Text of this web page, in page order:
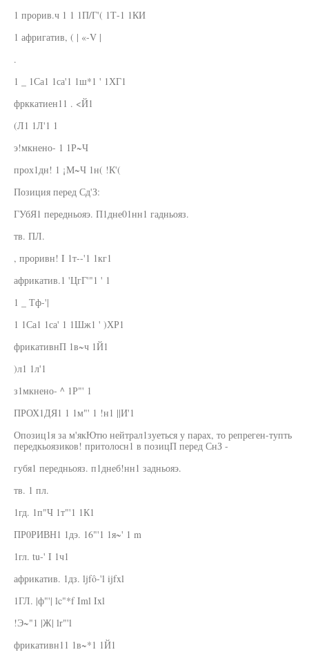
1 прорив.ч 1 1 1П/Г'( 1Т-1 1КИ
1 афригатив, ( | «-V |
.
1 _ 1Са1 1са'1 1ш*1 ' 1ХГ1
фрккатиен11 . <Й1
(Л1 1Л'1 1
э!мкнено- 1 1Р~Ч
прох1дн! 1 ¡М~Ч 1н( !К'(
Позиция перед Сд'З:
ГУбЯ1 передньояэ. П1дне01нн1 гадньояз.
тв. ПЛ.
, проривн! I 1т--'1 1кг1
африкатив.1 'ЦгГ'"1 ' 1
1 _ Тф-'|
1 1Са1 1са' 1 1Шж1 ' )ХР1
фрикативнП 1в~ч 1Й1
)л1 1л'1
з1мкнено- ^ 1Р"' 1
ПРОХ1ДЯ1 1 1м"' 1 !н1 ||И'1
Опозиц1я за м'якЮтю нейтрал1зуеться у парах, то репреген-тупть
передкьоязиков! притолосн1 в позицП перед СнЗ -
губя1 передньояз. п1днеб!нн1 задньояэ.
тв. 1 пл.
1гд. 1п"Ч 1т"'1 1К1
ПР0РИВН1 1дэ. 16"'1 1я~' 1 m
1гл. tu-' I 1ч1
африкатив. 1дз. ljfô-'l ijfxl
1ГЛ. |ф"'| lc"*f Iml Ixl
!Э~"1 |Ж| lr"'l
фрикативн11 1в~*1 1Й1